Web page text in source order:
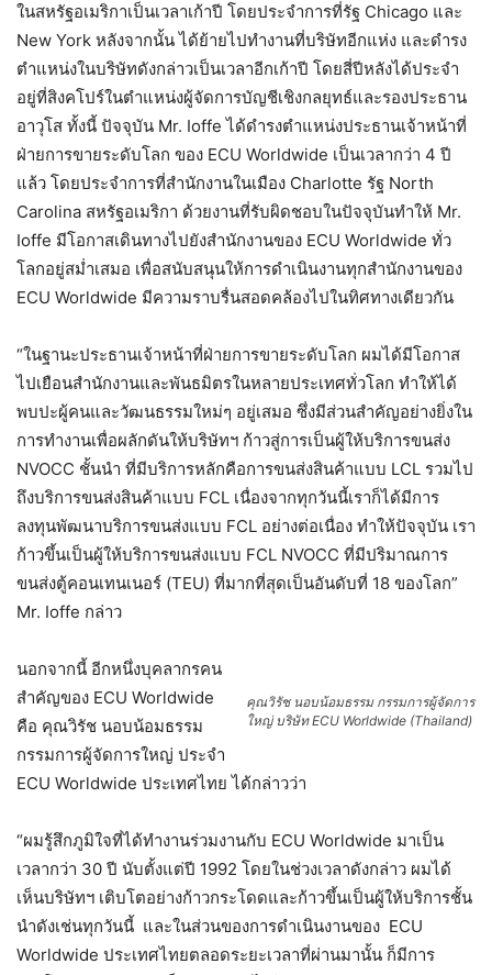
ในสหรัฐอเมริกาเป็นเวลาเก้าปี โดยประจำการที่รัฐ Chicago และ
New York หลังจากนั้น ได้ย้ายไปทำงานที่บริษัทอีกแห่ง และดำรง
ตำแหน่งในบริษัทดังกล่าวเป็นเวลาอีกเก้าปี โดยสี่ปีหลังได้ประจำ
อยู่ที่สิงคโปร์ในตำแหน่งผู้จัดการบัญชีเชิงกลยุทธ์และรองประธาน
อาวุโส ทั้งนี้ ปัจจุบัน Mr. Ioffe ได้ดำรงตำแหน่งประธานเจ้าหน้าที่
ฝ่ายการขายระดับโลก ของ ECU Worldwide เป็นเวลากว่า 4 ปี
แล้ว โดยประจำการที่สำนักงานในเมือง Charlotte รัฐ North
Carolina สหรัฐอเมริกา ด้วยงานที่รับผิดชอบในปัจจุบันทำให้ Mr.
Ioffe มีโอกาสเดินทางไปยังสำนักงานของ ECU Worldwide ทั่ว
โลกอยู่สม่ำเสมอ เพื่อสนับสนุนให้การดำเนินงานทุกสำนักงานของ
ECU Worldwide มีความราบรื่นสอดคล้องไปในทิศทางเดียวกัน
“ในฐานะประธานเจ้าหน้าที่ฝ่ายการขายระดับโลก ผมได้มีโอกาส
ไปเยือนสำนักงานและพันธมิตรในหลายประเทศทั่วโลก ทำให้ได้
พบปะผู้คนและวัฒนธรรมใหม่ๆ อยู่เสมอ ซึ่งมีส่วนสำคัญอย่างยิ่งใน
การทำงานเพื่อผลักดันให้บริษัทฯ ก้าวสู่การเป็นผู้ให้บริการขนส่ง
NVOCC ชั้นนำ ที่มีบริการหลักคือการขนส่งสินค้าแบบ LCL รวมไป
ถึงบริการขนส่งสินค้าแบบ FCL เนื่องจากทุกวันนี้เราก็ได้มีการ
ลงทุนพัฒนาบริการขนส่งแบบ FCL อย่างต่อเนื่อง ทำให้ปัจจุบัน เรา
ก้าวขึ้นเป็นผู้ให้บริการขนส่งแบบ FCL NVOCC ที่มีปริมาณการ
ขนส่งตู้คอนเทนเนอร์ (TEU) ที่มากที่สุดเป็นอันดับที่ 18 ของโลก”
Mr. Ioffe กล่าว
คุณวิรัช นอบน้อมธรรม กรรมการผู้จัดการ
ใหญ่ บริษัท ECU Worldwide (Thailand)
นอกจากนี้ อีกหนึ่งบุคลากรคน
สำคัญของ ECU Worldwide
คือ คุณวิรัช นอบน้อมธรรม
กรรมการผู้จัดการใหญ่ ประจำ
ECU Worldwide ประเทศไทย ได้กล่าวว่า
“ผมรู้สึกภูมิใจที่ได้ทำงานร่วมงานกับ ECU Worldwide มาเป็น
เวลากว่า 30 ปี นับตั้งแต่ปี 1992 โดยในช่วงเวลาดังกล่าว ผมได้
เห็นบริษัทฯ เติบโตอย่างก้าวกระโดดและก้าวขึ้นเป็นผู้ให้บริการชั้น
นำดังเช่นทุกวันนี้ และในส่วนของการดำเนินงานของ ECU
Worldwide ประเทศไทยตลอดระยะเวลาที่ผ่านมานั้น ก็มีการ